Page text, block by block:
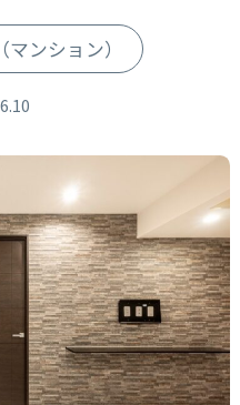
（マンション）